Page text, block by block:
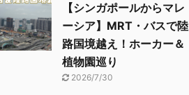
【シンガポールからマレ
ーシア】MRT・バスで陸
路国境越え！ホーカー＆
植物園巡り
2026/7/30